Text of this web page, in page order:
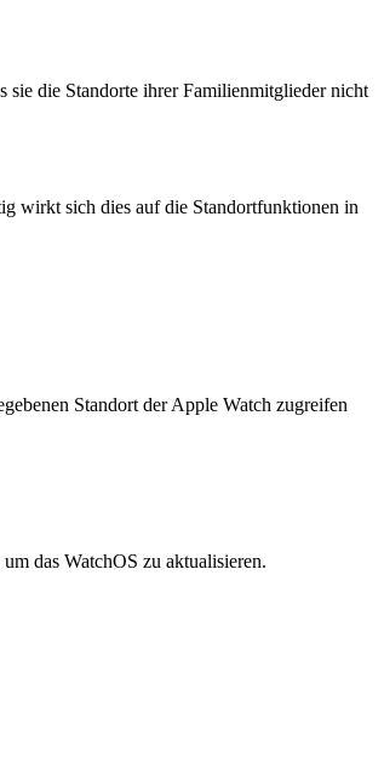
sie die Standorte ihrer Familienmitglieder nicht
wirkt sich dies auf die Standortfunktionen in
Standort der Apple Watch zugreifen
das WatchOS zu aktualisieren.